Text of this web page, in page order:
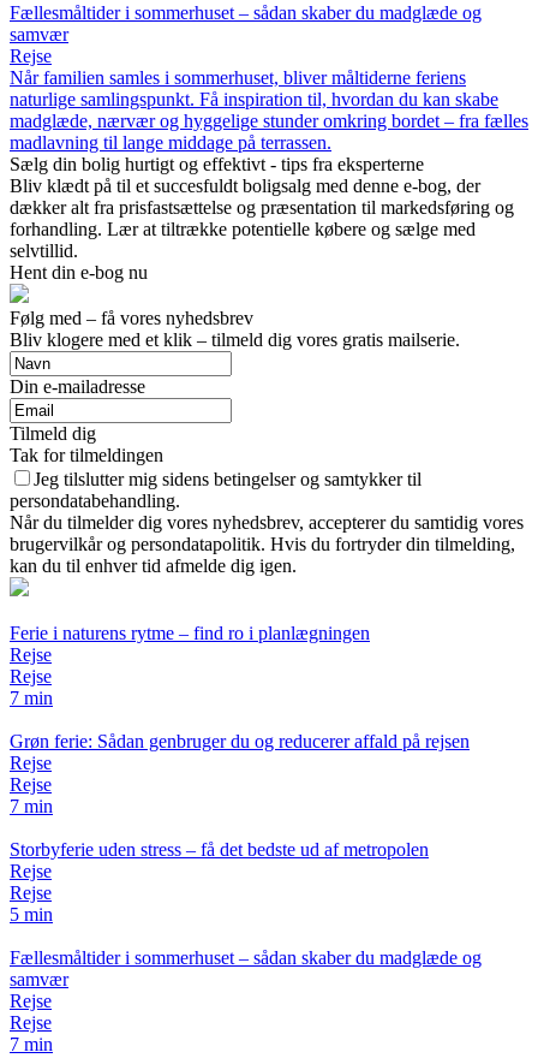
Fællesmåltider i sommerhuset – sådan skaber du madglæde og
samvær
Rejse
Når familien samles i sommerhuset, bliver måltiderne feriens
naturlige samlingspunkt. Få inspiration til, hvordan du kan skabe
madglæde, nærvær og hyggelige stunder omkring bordet – fra fælles
madlavning til lange middage på terrassen.
Sælg din bolig hurtigt og effektivt - tips fra eksperterne
Bliv klædt på til et succesfuldt boligsalg med denne e-bog, der
dækker alt fra prisfastsættelse og præsentation til markedsføring og
forhandling. Lær at tiltrække potentielle købere og sælge med
selvtillid.
Hent din e-bog nu
Følg med – få vores nyhedsbrev
Bliv klogere med et klik – tilmeld dig vores gratis mailserie.
Din e-mailadresse
Tilmeld dig
Tak for tilmeldingen
Jeg tilslutter mig sidens betingelser og samtykker til
persondatabehandling.
Når du tilmelder dig vores nyhedsbrev, accepterer du samtidig vores
brugervilkår og persondatapolitik. Hvis du fortryder din tilmelding,
kan du til enhver tid afmelde dig igen.
Ferie i naturens rytme – find ro i planlægningen
Rejse
Rejse
7 min
Grøn ferie: Sådan genbruger du og reducerer affald på rejsen
Rejse
Rejse
7 min
Storbyferie uden stress – få det bedste ud af metropolen
Rejse
Rejse
5 min
Fællesmåltider i sommerhuset – sådan skaber du madglæde og
samvær
Rejse
Rejse
7 min